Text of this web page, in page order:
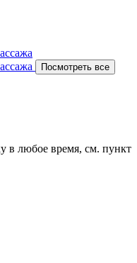
Посмотреть все
в любое время, см. пункт